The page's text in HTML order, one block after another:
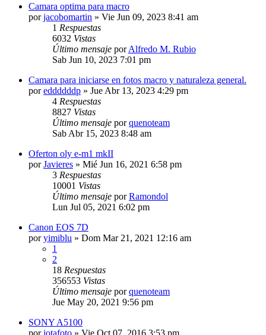
Camara optima para macro
porjacobomartin » Vie Jun 09, 2023 8:41 am
1 Respuestas
6032 Vistas
Último mensaje porAlfredo M. Rubio
Sab Jun 10, 2023 7:01 pm
Camara para iniciarse en fotos macro y naturaleza general.
poreddddddp » Jue Abr 13, 2023 4:29 pm
4 Respuestas
8827 Vistas
Último mensaje porquenoteam
Sab Abr 15, 2023 8:48 am
Oferton oly e-m1 mkII
porJavieres » Mié Jun 16, 2021 6:58 pm
3 Respuestas
10001 Vistas
Último mensaje porRamondol
Lun Jul 05, 2021 6:02 pm
Canon EOS 7D
poryimiblu » Dom Mar 21, 2021 12:16 am
1
2
18 Respuestas
356553 Vistas
Último mensaje porquenoteam
Jue May 20, 2021 9:56 pm
SONY A5100
porjotafoto » Vie Oct 07, 2016 3:53 pm